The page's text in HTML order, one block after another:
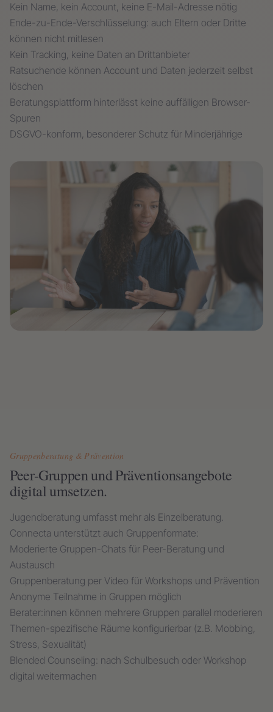
Kein Name, kein Account, keine E-Mail-Adresse nötig
Ende-zu-Ende-Verschlüsselung: auch Eltern oder Dritte
können nicht mitlesen
Kein Tracking, keine Daten an Drittanbieter
Ratsuchende können Account und Daten jederzeit selbst
löschen
Beratungsplattform hinterlässt keine auffälligen Browser-
Spuren
DSGVO-konform, besonderer Schutz für Minderjährige
Gruppenberatung & Prävention
Peer-Gruppen und Präventionsangebote
digital umsetzen.
Jugendberatung umfasst mehr als Einzelberatung.
Connecta unterstützt auch Gruppenformate:
Moderierte Gruppen-Chats für Peer-Beratung und
Austausch
Gruppenberatung per Video für Workshops und Prävention
Anonyme Teilnahme in Gruppen möglich
Berater:innen können mehrere Gruppen parallel moderieren
Themen-spezifische Räume konfigurierbar (z.B. Mobbing,
Stress, Sexualität)
Blended Counseling: nach Schulbesuch oder Workshop
digital weitermachen